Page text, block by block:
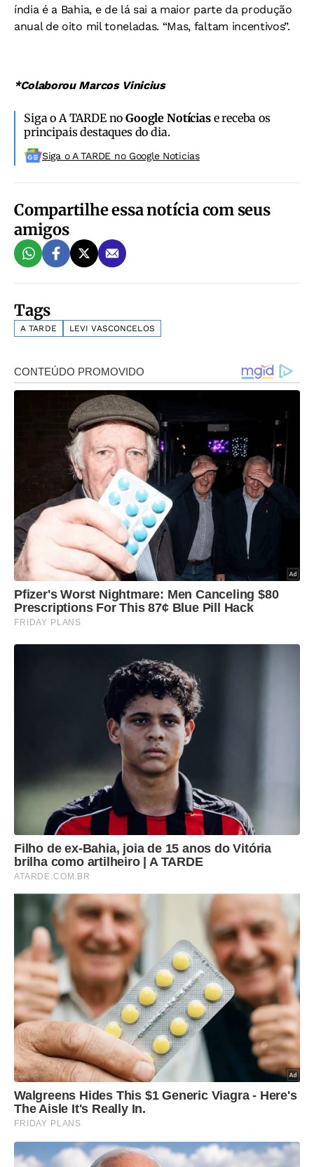
índia é a Bahia, e de lá sai a maior parte da produção
anual de oito mil toneladas. “Mas, faltam incentivos”.
*Colaborou Marcos Vinicius
Siga o A TARDE noGoogle Notíciase receba os
principais destaques do dia.
Siga o A TARDE no Google Noticias
Compartilhe essa notícia com seus
amigos
Tags
A TARDE LEVI VASCONCELOS